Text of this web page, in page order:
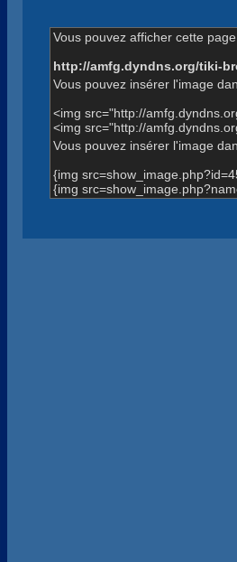
Vous pouvez afficher cette
http://amfg.dyndns.org/tiki-
Vous pouvez insérer l'image
<img src="http://
<img src="http://
Vous pouvez insérer l'image
{img
{img